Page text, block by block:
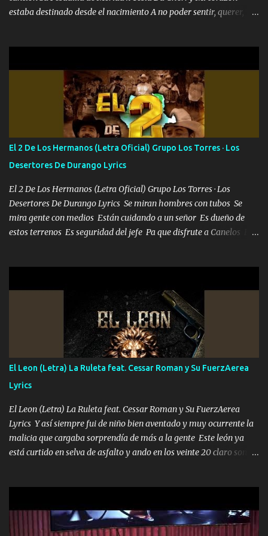
estaba destinado desde el nacimiento A no poder sentir, querer,
algunas que no lo entiendan Porque ahora soy su pesadilla, lo sé
Soy yo la octava maravilla, no lo niegues Tengo de rodillas a otras
cien Y por más que quieran no me detienen Soy yo la mente que
más brilla, lo ves Pa' mi la vida es tan sencilla No lo entenderías en
tu vida, y está bien Porque lo que tengo nadie lo tiene Una me está
escribiendo y la otra me va a llamar Quiere que vaya a verla y que
la invite a cenar Otras más me están pidiendo que las saque a
bailar Pero es que tengo un par de conciertos más que llenar Se
mueven solo por el interés P...
El 2 De Los Hermanos (Letra Oficial) Grupo Los Torres · Los
Desertores De Durango Lyrics
El 2 De Los Hermanos (Letra Oficial) Grupo Los Torres · Los
Desertores De Durango Lyrics Se miran hombres con tubos Se
mira gente con medios Están cuidando a un señor Es dueño de
estos terrenos Es seguridad del jefe Pa que disfrute a Canelos Es
ni tampoco las mujeres porque es platica de grandes por eso hay
que estar alegres doy las instrucciones para atender los deberes
Música Si es que salta algún problema de confianza tengo gente
ahí está el Hombre Cuarenta y también Pariente 7 arreglan
cualquier problema no más es cuestión que ordené NOS HACE
FALTA UN HERMANO DE CLAVE ERA EL 24 SIEMPRE FUE UN
HOMBRE VALIENTE POR ALGO M'URIÓ PELEAND0 SIEMPRE
VIO POR LA FAMILIA PARA QUE SIGA EL LEGADO Es el DOS de
los HERMANOS un cerebro inteligente y com...
El Leon (Letra) La Ruleta feat. Cessar Roman y Su FuerzAerea
Lyrics
El Leon (Letra) La Ruleta feat. Cessar Roman y Su FuerzAerea
Lyrics Y así siempre fui de niño bien aventado y muy ocurrente la
malicia que cargaba sorprendía de más a la gente Este león ya
está curtido en selva de asfalto y ando en los veinte 20 claro son
pa más pues hay charola les voy a dar hasta topar pues no hay de
otra Música Surcando bien mi camino voy por mi línea no veo a